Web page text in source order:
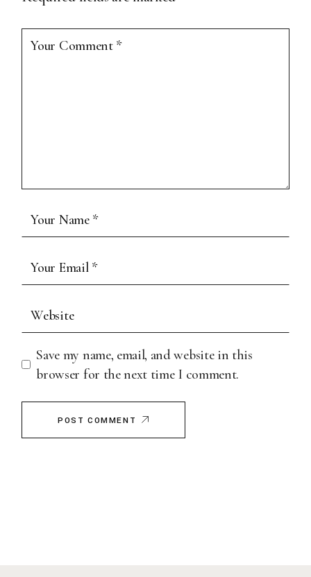
Save my name, email, and website in this
browser for the next time I comment.
POST COMMENT